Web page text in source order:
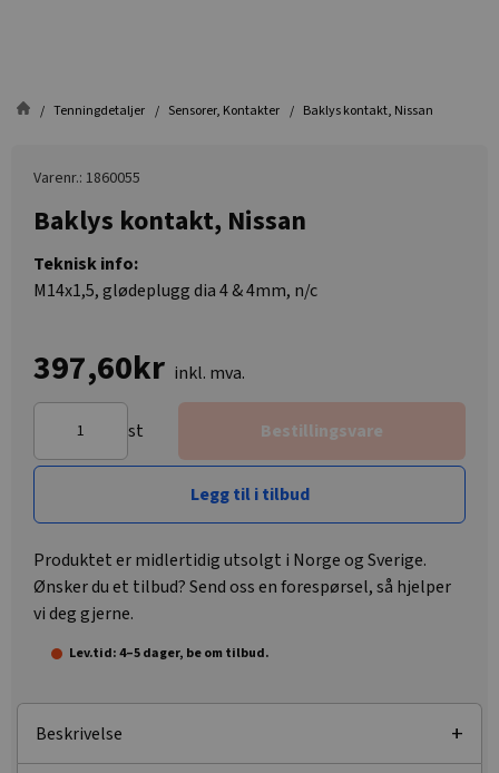
Tenningdetaljer Sensorer, Kontakter Baklys kontakt, Nissan
Varenr.: 1860055
Baklys kontakt, Nissan
Teknisk info:
M14x1,5, glødeplugg dia 4 & 4mm, n/c
397,60kr inkl. mva.
st Bestillingsvare
Legg til i tilbud
Produktet er midlertidig utsolgt i Norge og Sverige.
Ønsker du et tilbud? Send oss en forespørsel, så hjelper
vi deg gjerne.
Lev.tid: 4–5 dager, be om tilbud.
Beskrivelse